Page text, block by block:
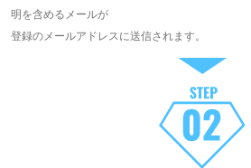
明を含めるメールが
登録のメールアドレスに送信されます。